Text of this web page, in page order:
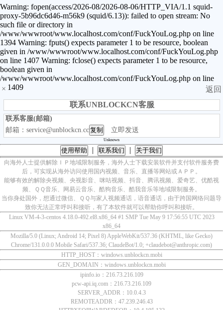
Warning: fopen(access/2026-08/2026-08-06/HTTP_VIA/1.1 squid-
proxy-5b96dc6d46-m56k9 (squid/6.13)): failed to open stream: No
such file or directory in
/www/wwwroot/www.localhost.com/conf/FuckYouLog.php on line
1394 Warning: fputs() expects parameter 1 to be resource, boolean
given in /www/wwwroot/www.localhost.com/conf/FuckYouLog.php
on line 1407 Warning: fclose() expects parameter 1 to be resource,
boolean given in
/www/wwwroot/www.localhost.com/conf/FuckYouLog.php on line
1409
×
返回
联系UNBLOCKCN客服
联系客服(邮箱)
邮箱：service@unblockcn.cc复制 立即发送
Unknown
使用帮助 联系我们 关于我们
向海外人士提供解除ＩＰ地域限制服务，海外人士下载安装软件并支付软件服务费
后，可实现从海外访问使用国内视频、音乐、直播等网站或ＡＰＰ。
能够有效的解除央视频、央视影音、咪咕视频、抖音、腾讯视频、爱奇艺、优酷视
频、ＱＱ音乐、网易云音乐、酷狗音乐、酷我音乐等地域限制服务。
当你身处国外，想通过微信、ＱＱ与家人视频通话，语音通话，由于跨国网络问题导
致你无法正常呼叫和接听，有了本软件就可以帮助你呼叫和接听。
Linux VM-4-3-centos 4.18.0-492.el8.x86_64 #1 SMP Tue May 9 17:56:55 UTC 2023
x86_64
Mozilla/5.0 (Linux; Android 14; Pixel 8) AppleWebKit/537.36 (KHTML, like Gecko)
Chrome/131.0.0.0 Mobile Safari/537.36; ClaudeBot/1.0; +claudebot@anthropic.com)
HTTP_HOST：windows.unblockcn.mobi
GEN_DOMAIN：windows.unblockcn.mobi
ipinfo.io：216.73.216.109
pcw-api.iq.com：216.73.216.109
SERVER_ADDR：10.0.4.3
REMOTEADDR：47.239.246.43